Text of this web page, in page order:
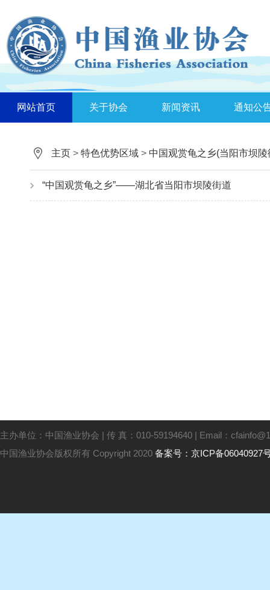
网站首页 关于协会 新闻资讯 通知公
主页 > 特色优势区域 > 中国观赏龟之乡(当阳市坝陵
“中国观赏龟之乡”——湖北省当阳市坝陵街道
主办单位：中国渔业协会 | 传 真：010-59194640 | Email：
中国渔业协会版权所有 Copyright 2020 备案号：京ICP备06040927